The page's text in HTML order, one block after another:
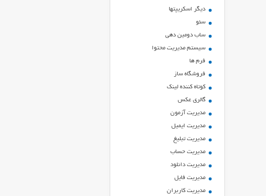
ديگر اسكريپتها
سئو
ساب دومین دهی
سیستم مدیریت محتوا
فرم ها
فروشگاه ساز
کوتاه کننده لینک
گالری عکس
مدیریت آزمون
مدیریت ایمیل
مدیریت تبلیغ
مدیریت حساب
مدیریت دانلود
مدیریت فایل
مدیریت کاربران